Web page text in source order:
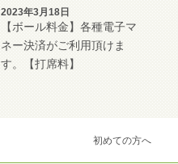
2023年3月18日
【ボール料金】各種電子マ
ネー決済がご利用頂けま
す。【打席料】
初めての方へ